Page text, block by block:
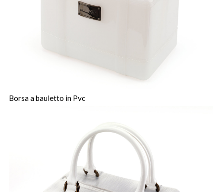
Borsa a bauletto in Pvc